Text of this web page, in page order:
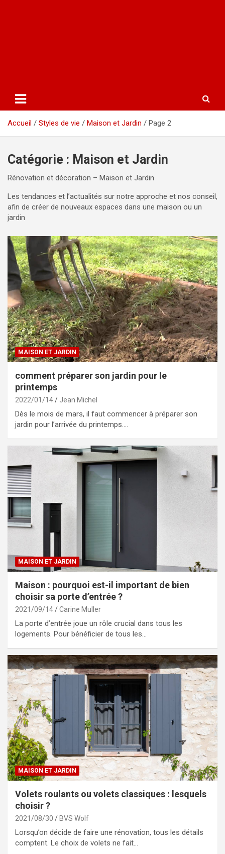
Accueil Styles de vie Maison et Jardin Page 2
Catégorie : Maison et Jardin
Rénovation et décoration – Maison et Jardin
Les tendances et l’actualités sur notre approche et nos conseil,
afin de créer de nouveaux espaces dans une maison ou un
jardin
MAISON ET JARDIN
comment préparer son jardin pour le
printemps
2022/01/14 Jean Michel
Dès le mois de mars, il faut commencer à préparer son
jardin pour l’arrivée du printemps.…
MAISON ET JARDIN
Maison : pourquoi est-il important de bien
choisir sa porte d’entrée ?
2021/09/14 Carine Muller
La porte d’entrée joue un rôle crucial dans tous les
logements. Pour bénéficier de tous les…
MAISON ET JARDIN
Volets roulants ou volets classiques : lesquels
choisir ?
2021/08/30 BVS Wolf
Lorsqu’on décide de faire une rénovation, tous les détails
comptent. Le choix de volets ne fait…